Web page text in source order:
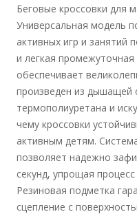
Беговые кроссовки для
Универсальная модель
активных игр и занятий
и легкая
обеспечивает
произведен из дышащей
термополиуретана и
чему кроссовки
активным детям.
позволяет надежно
секунд, упрощая
Резиновая подметка
сцепление с